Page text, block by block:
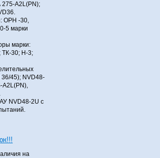
A2L(PN);
ОРН -30,
5 марки
марки:
ТК-30; Н-3;
45); NVD48-
NVD48-2U с
на